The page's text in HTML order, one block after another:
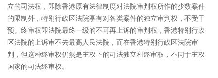
立的司法权，即除香港原有法律制度对法院审判权所作的少数案件
的限制外，特别行政区法院享有对各类案件的独立审判权，不受干
预。终审权即法院最终一级的不可再上诉的审判权，香港特别行政
区法院的上诉审不去最高人民法院，而在香港特别行政区法院审
判，但这种终审权仍然是主权下的司法独立和终审权，不同于主权
国家的司法终审权。